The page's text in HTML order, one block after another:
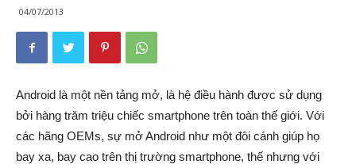
04/07/2013
Android là một nền tảng mở, là hệ điều hành được sử dụng
bởi hàng trăm triệu chiếc smartphone trên toàn thế giới. Với
các hãng OEMs, sự mở Android như một đôi cánh giúp họ
bay xa, bay cao trên thị trường smartphone, thế nhưng với